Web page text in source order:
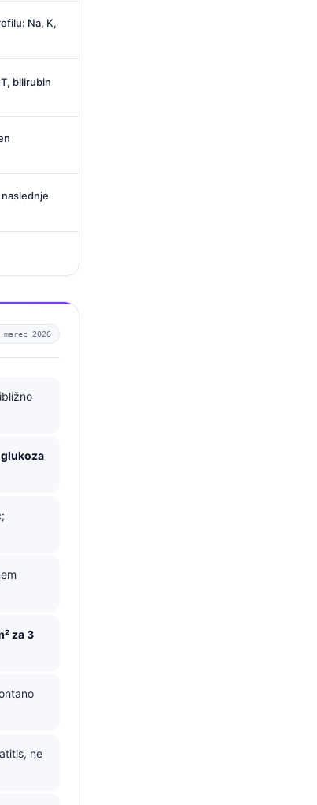
Na, K,
bilirubin
2026
glukoza
za 3
ne